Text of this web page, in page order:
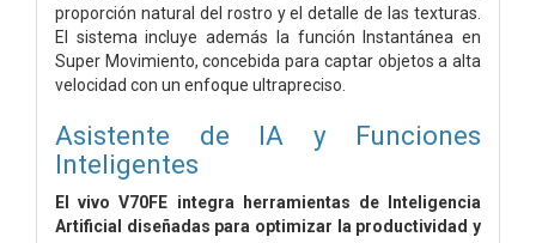
proporción natural del rostro y el detalle de las texturas.
El sistema incluye además la función Instantánea en
Super Movimiento, concebida para captar objetos a alta
velocidad con un enfoque ultrapreciso.
Asistente de IA y Funciones
Inteligentes
El vivo V70FE integra herramientas de Inteligencia
Artificial diseñadas para optimizar la productividad y